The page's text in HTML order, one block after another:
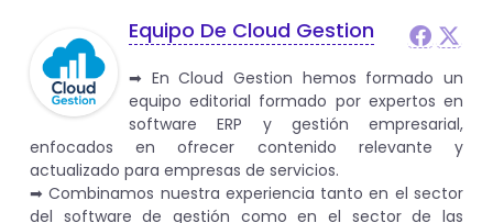
Equipo De Cloud Gestion
➡︎ En Cloud Gestion hemos formado un
equipo editorial formado por expertos en
software ERP y gestión empresarial,
enfocados en ofrecer contenido relevante y
actualizado para empresas de servicios.
➡︎ Combinamos nuestra experiencia tanto en el sector
del software de gestión como en el sector de las